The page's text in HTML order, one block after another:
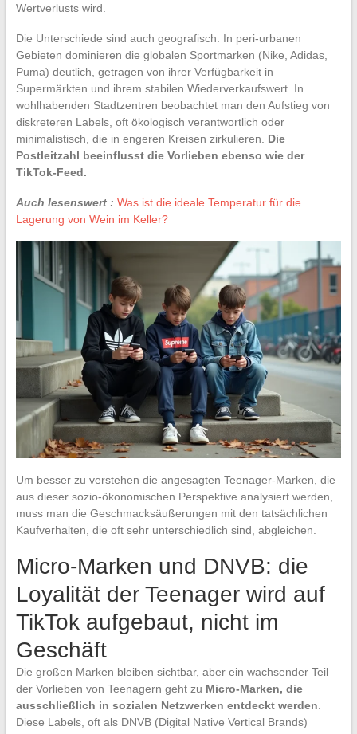
Wertverlusts wird.
Die Unterschiede sind auch geografisch. In peri-urbanen
Gebieten dominieren die globalen Sportmarken (Nike, Adidas,
Puma) deutlich, getragen von ihrer Verfügbarkeit in
Supermärkten und ihrem stabilen Wiederverkaufswert. In
wohlhabenden Stadtzentren beobachtet man den Aufstieg von
diskreteren Labels, oft ökologisch verantwortlich oder
minimalistisch, die in engeren Kreisen zirkulieren. Die
Postleitzahl beeinflusst die Vorlieben ebenso wie der
TikTok-Feed.
Auch lesenswert : Was ist die ideale Temperatur für die
Lagerung von Wein im Keller?
Um besser zu verstehen die angesagten Teenager-Marken, die
aus dieser sozio-ökonomischen Perspektive analysiert werden,
muss man die Geschmacksäußerungen mit den tatsächlichen
Kaufverhalten, die oft sehr unterschiedlich sind, abgleichen.
Micro-Marken und DNVB: die
Loyalität der Teenager wird auf
TikTok aufgebaut, nicht im
Geschäft
Die großen Marken bleiben sichtbar, aber ein wachsender Teil
der Vorlieben von Teenagern geht zu Micro-Marken, die
ausschließlich in sozialen Netzwerken entdeckt werden.
Diese Labels, oft als DNVB (Digital Native Vertical Brands)